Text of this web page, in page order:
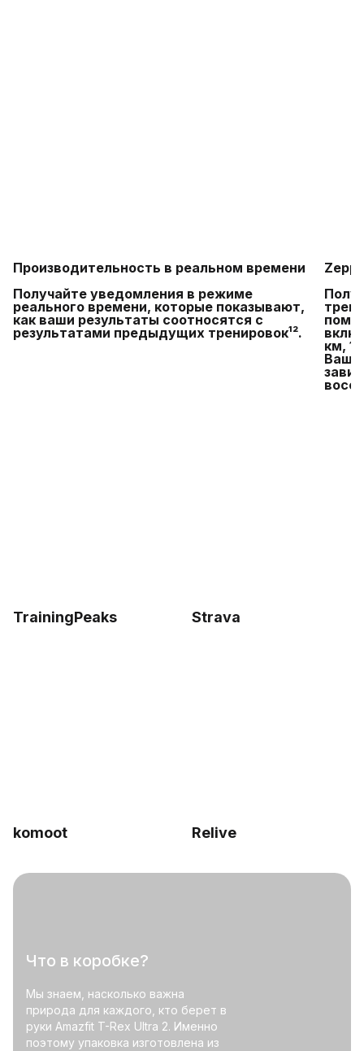
Производительность в реальном времени
Получайте уведомления в режиме
реального времени, которые показывают,
как ваши результаты соотносятся с
результатами предыдущих тренировок¹².
Zepp
км,
Ваш
TrainingPeaks Strava
komoot Relive
Что в коробке?
Мы знаем, насколько важна
природа для каждого, кто берет в
руки Amazfit T-Rex Ultra 2. Именно
поэтому упаковка изготовлена ​​из